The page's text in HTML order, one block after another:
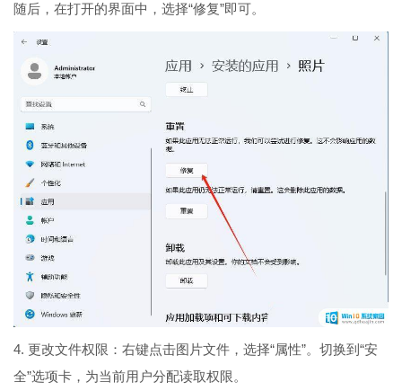
随后，在打开的界面中，选择“修复”即可。
4. 更改文件权限：右键点击图片文件，选择“属性”。切换到“安
全”选项卡，为当前用户分配读取权限。